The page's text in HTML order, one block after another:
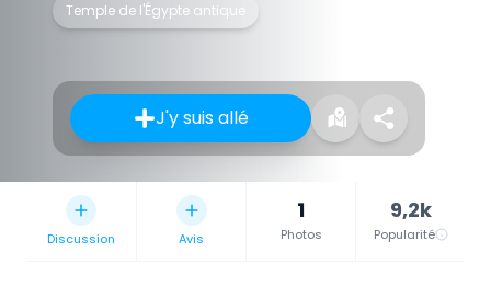
Temple de l'Égypte antique
J'y suis allé
Discussion Avis
1
Photos
9,2k
Popularité